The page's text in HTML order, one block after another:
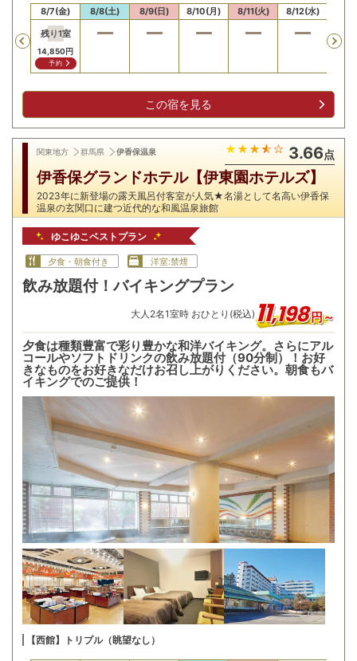
Previous
8/7(金)
残り1室
14,850円
予約
8/8(土) 8/9(日) 8/10(月) 8/11(火) 8/12(水)
この宿を見る
関東地方 群馬県 伊香保温泉 3.66点
伊香保グランドホテル【伊東園ホテルズ】
2023年に新登場の露天風呂付客室が人気★名湯として名高い伊香保
温泉の玄関口に建つ近代的な和風温泉旅館
ゆこゆこベストプラン
夕食・朝食付き 洋室:禁煙
飲み放題付！バイキングプラン
大人 2名1室時 おひとり(税込)11,198円～
夕食は種類豊富で彩り豊かな和洋バイキング。さらにアル
コールやソフトドリンクの飲み放題付（90分制）！お好
きなものをお好きなだけお召し上がりください。朝食もバ
イキングでのご提供！
【西館】トリプル（眺望なし）